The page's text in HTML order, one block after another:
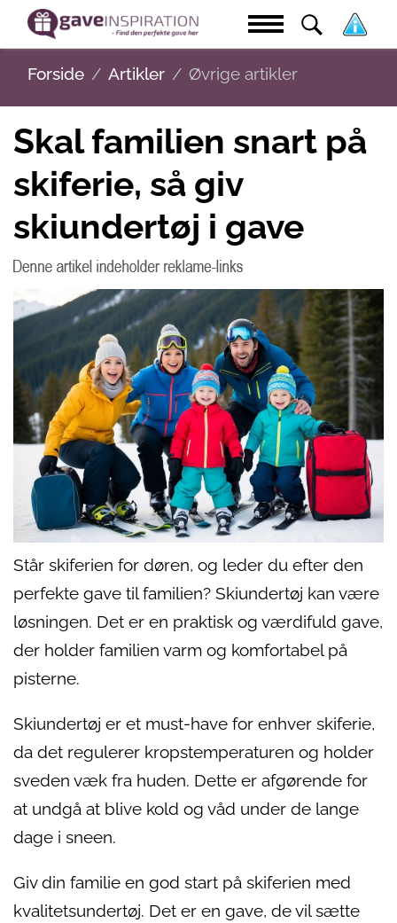
Forside Artikler Øvrige artikler
Skal familien snart på
skiferie, så giv
skiundertøj i gave
Står skiferien for døren, og leder du efter den
perfekte gave til familien? Skiundertøj kan være
løsningen. Det er en praktisk og værdifuld gave,
der holder familien varm og komfortabel på
pisterne.
Skiundertøj er et must-have for enhver skiferie,
da det regulerer kropstemperaturen og holder
sveden væk fra huden. Dette er afgørende for
at undgå at blive kold og våd under de lange
dage i sneen.
Giv din familie en god start på skiferien med
kvalitetsundertøj. Det er en gave, de vil sætte